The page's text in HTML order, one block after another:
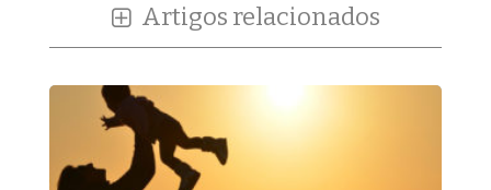
Artigos relacionados